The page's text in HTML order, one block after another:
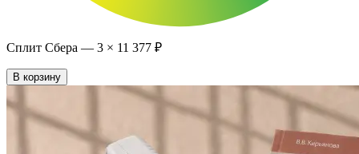
Сплит Сбера — 3 × 11 377 ₽
В корзину